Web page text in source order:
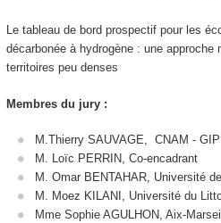
Le tableau de bord prospectif pour les
décarbonée à hydrogène : une approche
territoires peu denses
Membres du jury :
M.Thierry SAUVAGE, CNAM -
M. Loïc PERRIN, Co-encadrant
M. Omar BENTAHAR, Université
M. Moez KILANI, Université du
Mme Sophie AGULHON, Aix-